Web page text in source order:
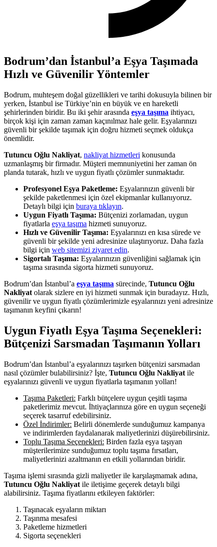
Bodrum’dan İstanbul’a Eşya Taşımada
Hızlı ve Güvenilir Yöntemler
Bodrum, muhteşem doğal güzellikleri ve tarihi dokusuyla bilinen bir
yerken, İstanbul ise Türkiye’nin en büyük ve en hareketli
şehirlerinden biridir. Bu iki şehir arasında eşya taşıma ihtiyacı,
birçok kişi için zaman zaman kaçınılmaz hale gelir. Eşyalarınızı
güvenli bir şekilde taşımak için doğru hizmeti seçmek oldukça
önemlidir.
Tutuncu Oğlu Nakliyat, nakliyat hizmetleri konusunda
uzmanlaşmış bir firmadır. Müşteri memnuniyetini her zaman ön
planda tutarak, hızlı ve uygun fiyatlı çözümler sunmaktadır.
Profesyonel Eşya Paketleme: Eşyalarınızın güvenli bir
şekilde paketlenmesi için özel ekipmanlar kullanıyoruz.
Detaylı bilgi için buraya tıklayın.
Uygun Fiyatlı Taşıma: Bütçenizi zorlamadan, uygun
fiyatlarla eşya taşıma hizmeti sunuyoruz.
Hızlı ve Güvenilir Taşıma: Eşyalarınızı en kısa sürede ve
güvenli bir şekilde yeni adresinize ulaştırıyoruz. Daha fazla
bilgi için web sitemizi ziyaret edin.
Sigortalı Taşıma: Eşyalarınızın güvenliğini sağlamak için
taşıma sırasında sigorta hizmeti sunuyoruz.
Bodrum’dan İstanbul’a eşya taşıma sürecinde, Tutuncu Oğlu
Nakliyat olarak sizlere en iyi hizmeti sunmak için buradayız. Hızlı,
güvenilir ve uygun fiyatlı çözümlerimizle eşyalarınızı yeni adresinize
taşımanın keyfini çıkarın!
Uygun Fiyatlı Eşya Taşıma Seçenekleri:
Bütçenizi Sarsmadan Taşımanın Yolları
Bodrum’dan İstanbul’a eşyalarınızı taşırken bütçenizi sarsmadan
nasıl çözümler bulabilirsiniz? İşte, Tutuncu Oğlu Nakliyat ile
eşyalarınızı güvenli ve uygun fiyatlarla taşımanın yolları!
Taşıma Paketleri: Farklı bütçelere uygun çeşitli taşıma
paketlerimiz mevcut. İhtiyaçlarınıza göre en uygun seçeneği
seçerek tasarruf edebilirsiniz.
Özel İndirimler: Belirli dönemlerde sunduğumuz kampanya
ve indirimlerden faydalanarak maliyetlerinizi düşürebilirsiniz.
Toplu Taşıma Seçenekleri: Birden fazla eşya taşıyan
müşterilerimize sunduğumuz toplu taşıma fırsatları,
maliyetlerinizi azaltmanın en etkili yollarından biridir.
Taşıma işlemi sırasında gizli maliyetler ile karşılaşmamak adına,
Tutuncu Oğlu Nakliyat ile iletişime geçerek detaylı bilgi
alabilirsiniz. Taşıma fiyatlarını etkileyen faktörler:
Taşınacak eşyaların miktarı
Taşınma mesafesi
Paketleme hizmetleri
Sigorta seçenekleri